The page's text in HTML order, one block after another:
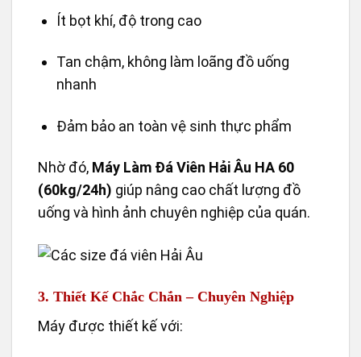
Ít bọt khí, độ trong cao
Tan chậm, không làm loãng đồ uống
nhanh
Đảm bảo an toàn vệ sinh thực phẩm
Nhờ đó, Máy Làm Đá Viên Hải Âu HA 60
(60kg/24h) giúp nâng cao chất lượng đồ
uống và hình ảnh chuyên nghiệp của quán.
3. Thiết Kế Chắc Chắn – Chuyên Nghiệp
Máy được thiết kế với: